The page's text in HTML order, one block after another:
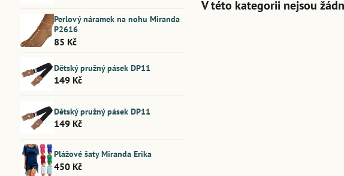
Perlový náramek na nohu Miranda
P2616
85 Kč
Dětský pružný pásek DP11
149 Kč
Dětský pružný pásek DP11
149 Kč
Plážové šaty Miranda Erika
450 Kč